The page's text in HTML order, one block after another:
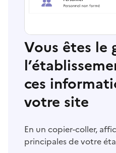
Vous êtes le
ces
votre site
En un copier-coller,
principales de votre